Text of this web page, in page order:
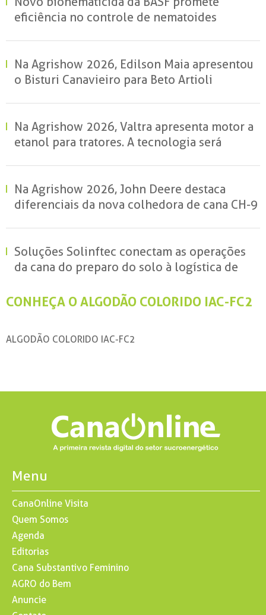
eficiência no controle de nematoides
Na Agrishow 2026, Edilson Maia apresentou
o Bisturi Canavieiro para Beto Artioli
Na Agrishow 2026, Valtra apresenta motor a
etanol para tratores. A tecnologia será
Na Agrishow 2026, John Deere destaca
diferenciais da nova colhedora de cana CH-9
Soluções Solinftec conectam as operações
da cana do preparo do solo à logística de
CONHEÇA O ALGODÃO COLORIDO IAC-FC2
ALGODÃO COLORIDO IAC-FC2
Menu
CanaOnline Visita
Quem Somos
Agenda
Editorias
Cana Substantivo Feminino
AGRO do Bem
Anuncie